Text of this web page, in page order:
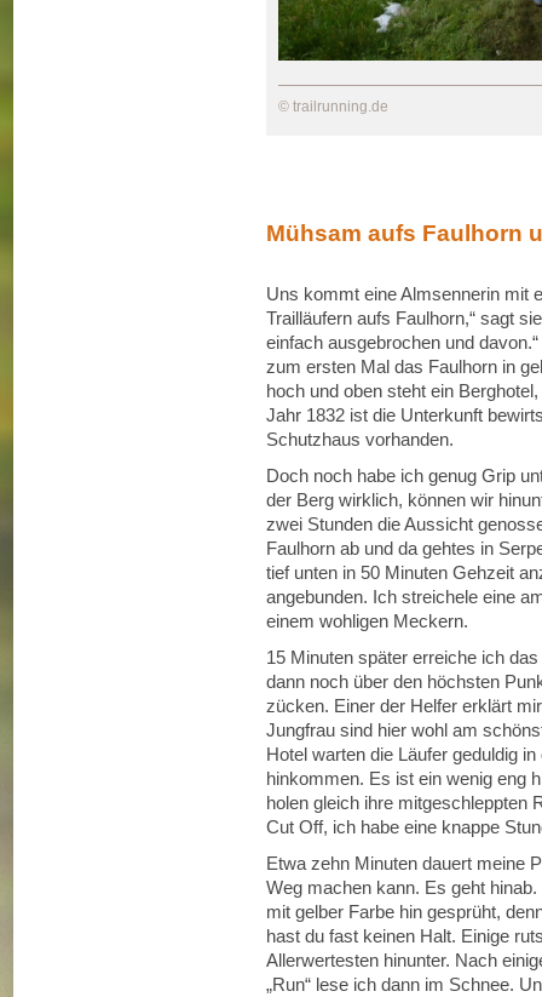
© trailrunning.de
Mühsam aufs Faulhorn
Uns kommt eine Almsennerin mit
Trailläufern aufs Faulhorn,“ sagt
einfach ausgebrochen und
zum ersten Mal das Faulhorn in
hoch und oben steht ein
Jahr 1832 ist die Unterkunft
Schutzhaus vorhanden.
Doch noch habe ich genug Grip
der Berg wirklich, können wir
zwei Stunden die Aussicht
Faulhorn ab und da gehtes in
tief unten in 50 Minuten Gehzeit
angebunden. Ich streichele eine
einem wohligen Meckern.
15 Minuten später erreiche ich
dann noch über den höchsten
zücken. Einer der Helfer erklärt
Jungfrau sind hier wohl am
Hotel warten die Läufer geduldig
hinkommen. Es ist ein wenig eng
holen gleich ihre mitgeschleppten
Cut Off, ich habe eine knappe
Etwa zehn Minuten dauert meine
Weg machen kann. Es geht
mit gelber Farbe hin gesprüht,
hast du fast keinen Halt. Einige
Allerwertesten hinunter. Nach
„Run“ lese ich dann im Schnee.